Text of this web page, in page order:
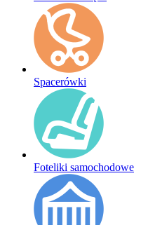
Spacerówki
Foteliki samochodowe